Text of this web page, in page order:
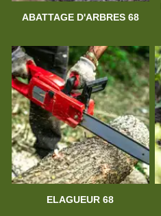
ABATTAGE D'ARBRES 68
ELAGUEUR 68